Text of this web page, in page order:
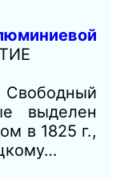
выделен
в 1825 г.,